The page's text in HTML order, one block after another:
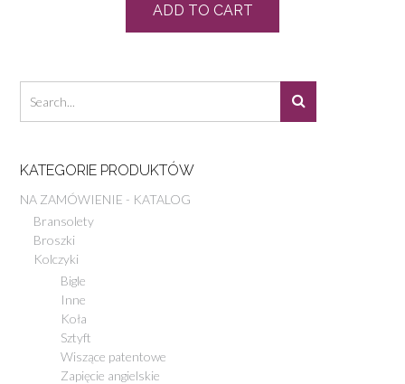
ADD TO CART
KATEGORIE PRODUKTÓW
NA ZAMÓWIENIE - KATALOG
Bransolety
Broszki
Kolczyki
Bigle
Inne
Koła
Sztyft
Wiszące patentowe
Zapięcie angielskie